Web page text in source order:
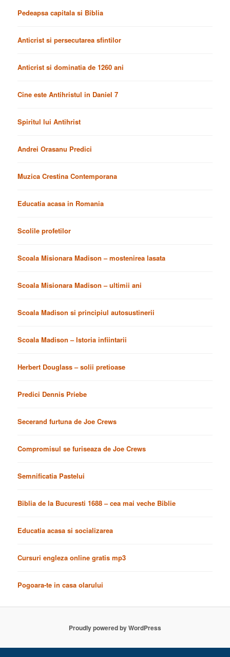
Pedeapsa capitala si Biblia
Anticrist si persecutarea sfintilor
Anticrist si dominatia de 1260 ani
Cine este Antihristul in Daniel 7
Spiritul lui Antihrist
Andrei Orasanu Predici
Muzica Crestina Contemporana
Educatia acasa in Romania
Scolile profetilor
Scoala Misionara Madison – mostenirea lasata
Scoala Misionara Madison – ultimii ani
Scoala Madison si principiul autosustinerii
Scoala Madison – Istoria infiintarii
Herbert Douglass – solii pretioase
Predici Dennis Priebe
Secerand furtuna de Joe Crews
Compromisul se furiseaza de Joe Crews
Semnificatia Pastelui
Biblia de la Bucuresti 1688 – cea mai veche Biblie
Educatia acasa si socializarea
Cursuri engleza online gratis mp3
Pogoara-te in casa olarului
Proudly powered by WordPress